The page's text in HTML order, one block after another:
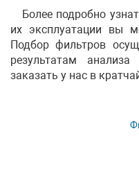
Более подробно
их эксплуатации вы
Подбор фильтров
результатам
заказать у нас в